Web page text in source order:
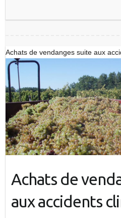
Achats de vendanges suite aux
Achats de
aux accidents